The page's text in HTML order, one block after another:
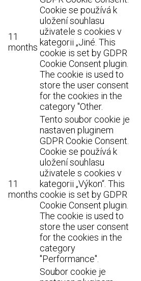
11
months
Cookie se používá k
uložení souhlasu
uživatele s cookies v
kategorii „Jiné. This
cookie is set by GDPR
Cookie Consent plugin.
The cookie is used to
store the user consent
for the cookies in the
category "Other.
11
months
Tento soubor cookie je
nastaven pluginem
GDPR Cookie Consent.
Cookie se používá k
uložení souhlasu
uživatele s cookies v
kategorii „Výkon“. This
cookie is set by GDPR
Cookie Consent plugin.
The cookie is used to
store the user consent
for the cookies in the
category
"Performance".
Soubor cookie je